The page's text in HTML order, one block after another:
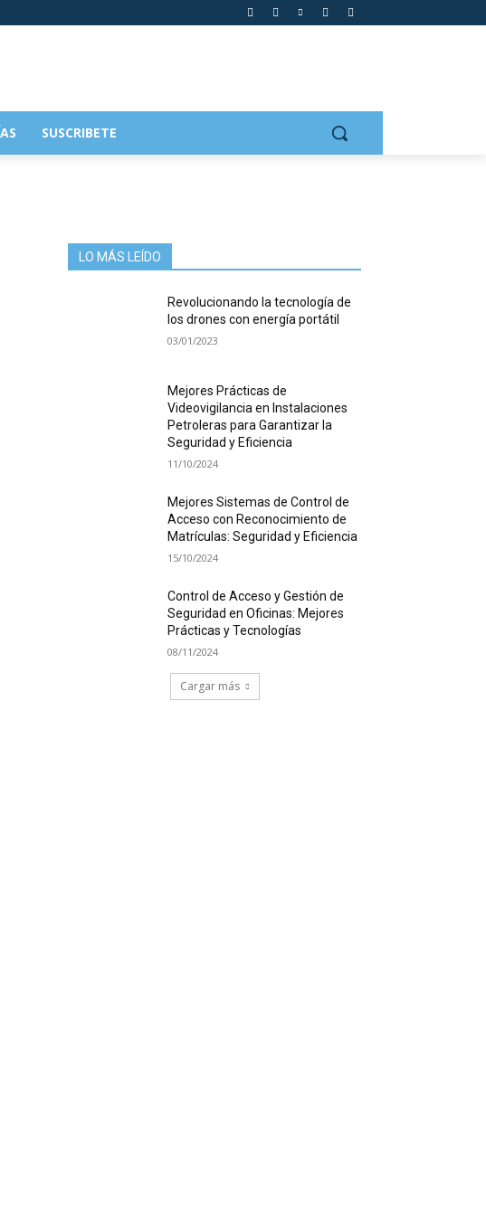
SUSCRIBETE
LO MÁS LEÍDO
Revolucionando la tecnología de
los drones con energía portátil
03/01/2023
Mejores Prácticas de
Videovigilancia en Instalaciones
Petroleras para Garantizar la
Seguridad y Eficiencia
11/10/2024
Mejores Sistemas de Control de
Acceso con Reconocimiento de
Matrículas: Seguridad y Eficiencia
15/10/2024
Control de Acceso y Gestión de
Seguridad en Oficinas: Mejores
Prácticas y Tecnologías
08/11/2024
Cargar más